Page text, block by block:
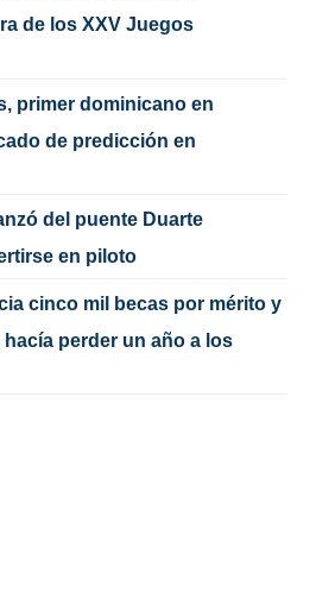
de los XXV Juegos
primer dominicano en
de predicción en
del puente Duarte
en piloto
cinco mil becas por mérito y
perder un año a los